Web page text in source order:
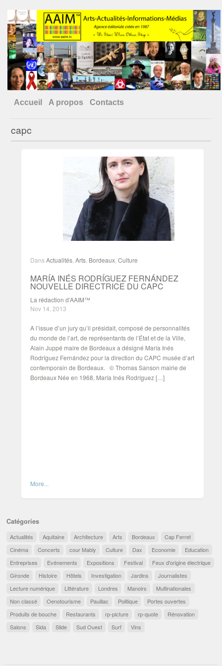
Accueil A propos Contacts
capc
DansActualités, Arts, Bordeaux, Culture
MARÍA INÉS RODRÍGUEZ FERNÁNDEZ
NOUVELLE DIRECTRICE DU CAPC
La rédaction d’AAIM™
Nov 14, 2013
A l’issue d’un jury qu’il présidait, composé de personnalités
du monde de l’art, de représentants de l’État et de la Ville,
Alain Juppé maire de Bordeaux a désigné María Inés
Rodríguez Fernández pour la direction du CAPC musée d’art
contemporain de Bordeaux. © Thomas Sanson mairie de
Bordeaux Née en 1968, María Inés Rodríguez […]
More...
Catégories
Actualités Aquitaine Architecture Arts Bordeaux
Cap Ferret
Cinéma
Concerts cour Mably Culture Dax Economie
Education
Entreprises
Evénements Expositions Festival
Feux d'origine électrique
Gironde
Histoire Hôtels Investigation Jardins
Journalistes
Lecture numérique
Littérature Londres Manoirs
Multinationales
Non classé
Oenotourisme Pauillac Politique
Portes ouvertes
Produits de bouche
Restaurants rp-picture rp-quote
Rénovation
Salons
Sida Slide Sud Ouest Surf Vins